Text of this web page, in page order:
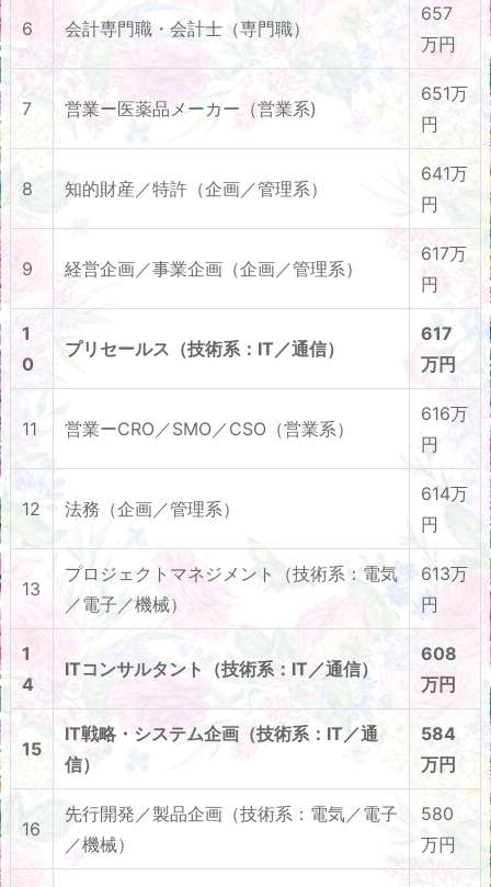
6 会計専門職・会計士（専門職）
657
万円
7 営業ー医薬品メーカー（営業系)
651万
円
8 知的財産／特許（企画／管理系）
641万
円
9 経営企画／事業企画（企画／管理系）
617万
円
1
0
プリセールス（技術系：IT／通信）
617
万円
11 営業ーCRO／SMO／CSO（営業系）
616万
円
12 法務（企画／管理系）
614万
円
13
プロジェクトマネジメント（技術系：電気
／電子／機械）
613万
円
1
4
ITコンサルタント（技術系：IT／通信）
608
万円
15
IT戦略・システム企画（技術系：IT／通
信）
584
万円
16
先行開発／製品企画（技術系：電気／電子
／機械）
580
万円